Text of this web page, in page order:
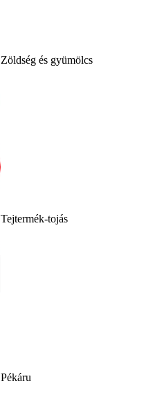
Zöldség és gyümölcs
Tejtermék-tojás
Pékáru